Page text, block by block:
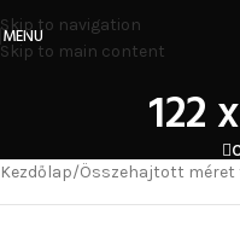
Skip to navigation
Skip to main content
MENU
122
Kezdőlap/Összehajtott méret